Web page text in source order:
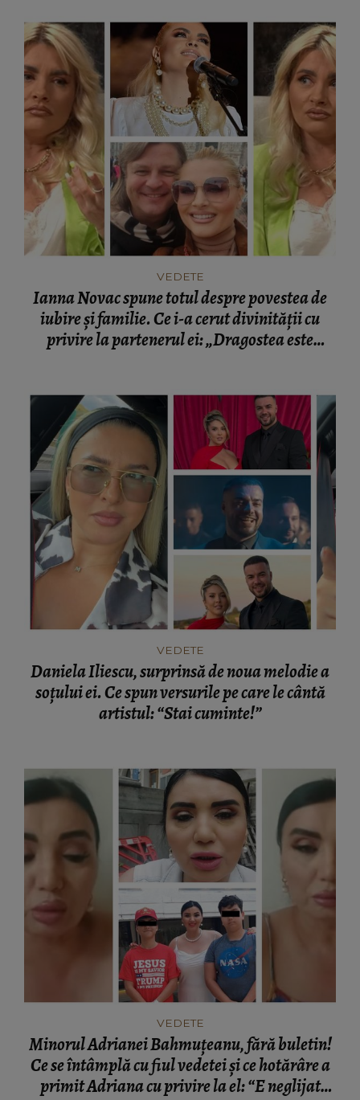
VEDETE
Ianna Novac spune totul despre povestea de
iubire și familie. Ce i-a cerut divinității cu
privire la partenerul ei: „Dragostea este
VEDETE
Daniela Iliescu, surprinsă de noua melodie a
soțului ei. Ce spun versurile pe care le cântă
artistul: “Stai cuminte!”
VEDETE
Minorul Adrianei Bahmuțeanu, fără buletin!
Ce se întâmplă cu fiul vedetei și ce hotărâre a
primit Adriana cu privire la el: “E neglijat